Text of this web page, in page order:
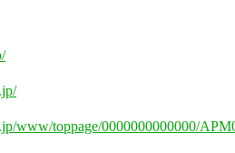
www/toppage/0000000000000/